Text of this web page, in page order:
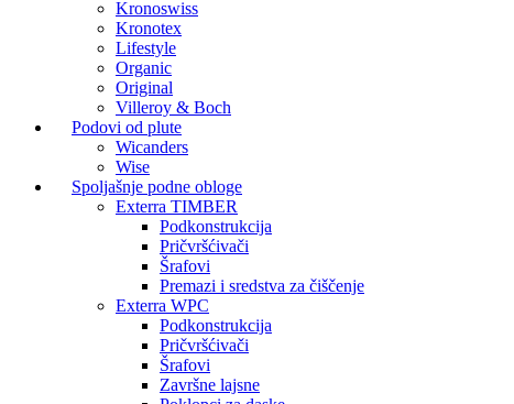
Kronoswiss
Kronotex
Lifestyle
Organic
Original
Villeroy & Boch
Podovi od plute
Wicanders
Wise
Spoljašnje podne obloge
Exterra TIMBER
Podkonstrukcija
Pričvršćivači
Šrafovi
Premazi i sredstva za čiščenje
Exterra WPC
Podkonstrukcija
Pričvršćivači
Šrafovi
Završne lajsne